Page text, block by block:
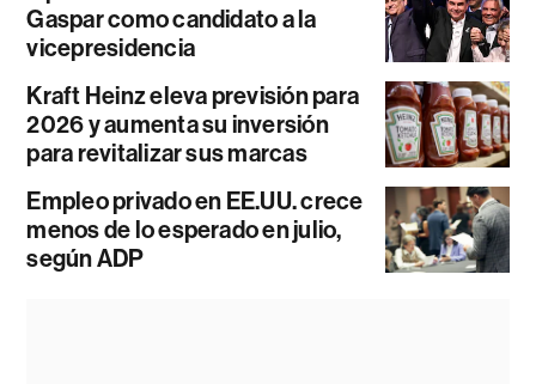
Gaspar como candidato a la
vicepresidencia
Kraft Heinz eleva previsión para
2026 y aumenta su inversión
para revitalizar sus marcas
Empleo privado en EE.UU. crece
menos de lo esperado en julio,
según ADP